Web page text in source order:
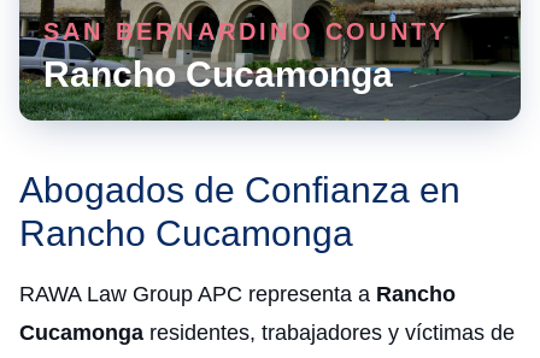
SAN BERNARDINO COUNTY
Rancho Cucamonga
Abogados de Confianza en
Rancho Cucamonga
RAWA Law Group APC representa a Rancho
Cucamonga residentes, trabajadores y víctimas de